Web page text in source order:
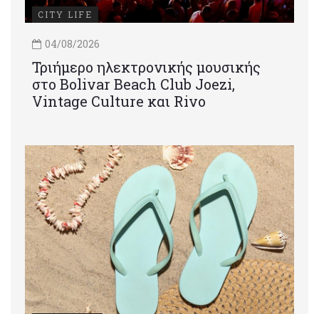
CITY LIFE
04/08/2026
Τριήμερο ηλεκτρονικής μουσικής
στο Bolivar Beach Club Joezi,
Vintage Culture και Rivo